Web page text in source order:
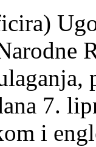
7.
i